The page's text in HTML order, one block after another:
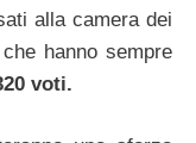
alla camera dei
hanno sempre
voti.